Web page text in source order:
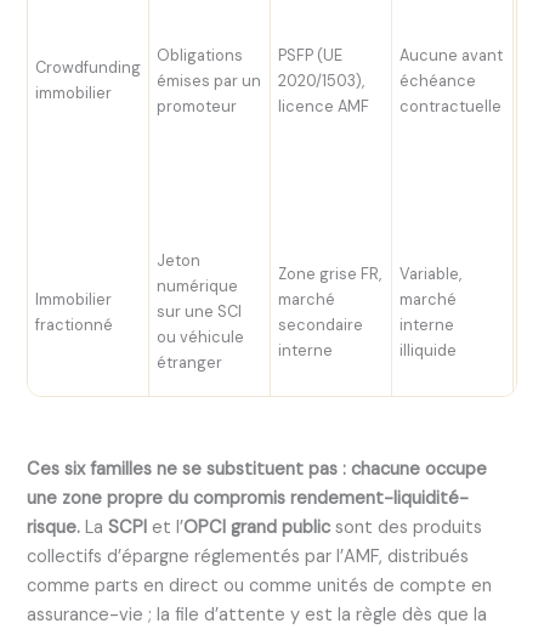
Crowdfunding
immobilier
Obligations
émises par un
promoteur
PSFP (UE
2020/1503),
licence AMF
Aucune avant
échéance
contractuelle
Immobilier
fractionné
Jeton
numérique
sur une SCI
ou véhicule
étranger
Zone grise FR,
marché
secondaire
interne
Variable,
marché
interne
illiquide
Ces six familles ne se substituent pas : chacune occupe
une zone propre du compromis rendement-liquidité-
risque. La SCPI et l’OPCI grand public sont des produits
collectifs d’épargne réglementés par l’AMF, distribués
comme parts en direct ou comme unités de compte en
assurance-vie ; la file d’attente y est la règle dès que la